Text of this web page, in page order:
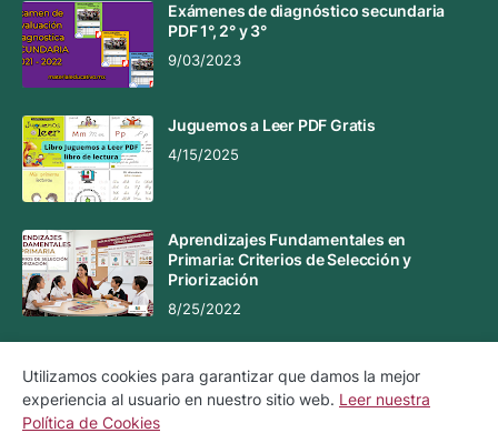
Exámenes de diagnóstico secundaria
PDF 1°, 2° y 3°
9/03/2023
Juguemos a Leer PDF Gratis
4/15/2025
Aprendizajes Fundamentales en
Primaria: Criterios de Selección y
Priorización
8/25/2022
Aviso Legal Aviso de Privacidad
Política de Cookies
Utilizamos cookies para garantizar que damos la mejor
experiencia al usuario en nuestro sitio web. Leer nuestra
Política de Cookies